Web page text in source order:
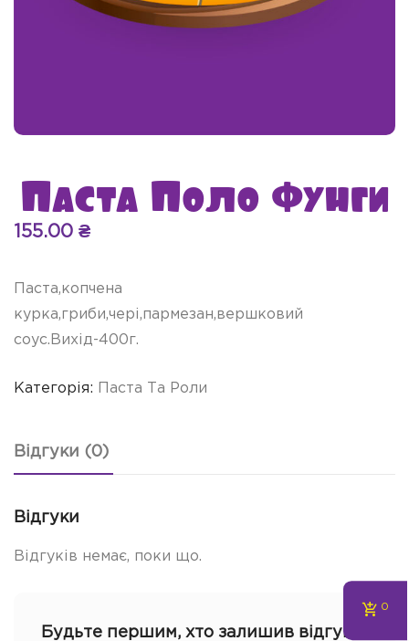
Паста Поло Фунги
155.00 ₴
Паста,копчена
курка,гриби,чері,пармезан,вершковий
соус.Вихід-400г.
Категорія: Паста Та Роли
Відгуки (0)
Відгуки
Відгуків немає, поки що.
Будьте першим, хто залишив відгук
0